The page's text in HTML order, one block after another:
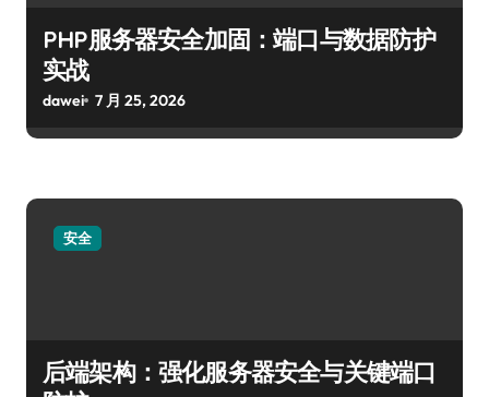
PHP服务器安全加固：端口与数据防护
实战
dawei 7 月 25, 2026
安全
后端架构：强化服务器安全与关键端口